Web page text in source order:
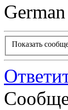
German
Показать